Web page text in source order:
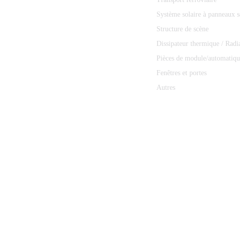
Système solaire à panneaux
Structure de scène
Dissipateur thermique /
Pièces de module/
Fenêtres et portes
Autres